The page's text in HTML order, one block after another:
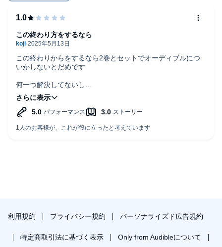
この終わりからをするなら2巻とセットでオーディブルにつ
いかしないとだめです
何一つ解決してないし
何も真実はわからないし
単品として物語として体をなしていません
切り方が本当に最悪だと思います
この終わり方をするなら
利用規約 プライバシー規約 パーソナライズド広告規約
特定商取引法に基づく表示 Only from Audibleについて